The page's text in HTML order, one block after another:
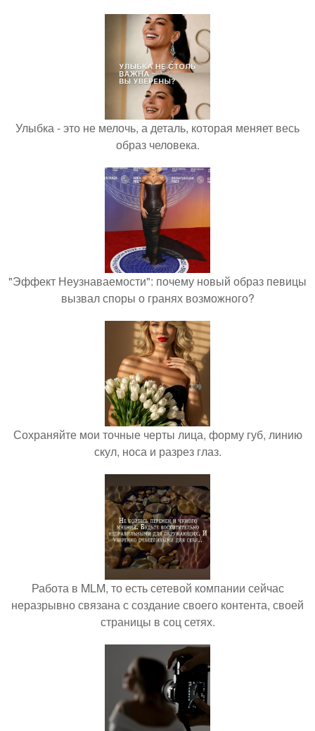
Улыбка - это не мелочь, а деталь, которая меняет весь
образ человека.
"Эффект Неузнаваемости": почему новый образ певицы
вызвал споры о гранях возможного?
Сохраняйте мои точные черты лица, форму губ, линию
скул, носа и разрез глаз.
Работа в MLM, то есть сетевой компании сейчас
неразрывно связана с создание своего контента, своей
страницы в соц сетях.